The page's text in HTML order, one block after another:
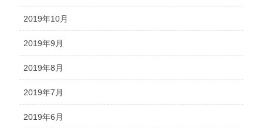
2019年10月
2019年9月
2019年8月
2019年7月
2019年6月